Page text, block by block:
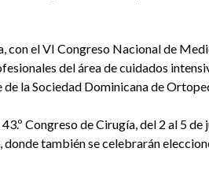
con el VI Congreso Nacional de
del área de cuidados
la Sociedad Dominicana de
Congreso de Cirugía, del 2 al 5 de
también se celebrarán